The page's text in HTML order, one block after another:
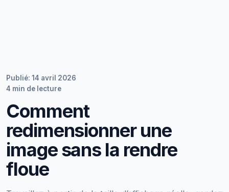
Publié: 14 avril 2026
4 min de lecture
Comment
redimensionner une
image sans la rendre
floue